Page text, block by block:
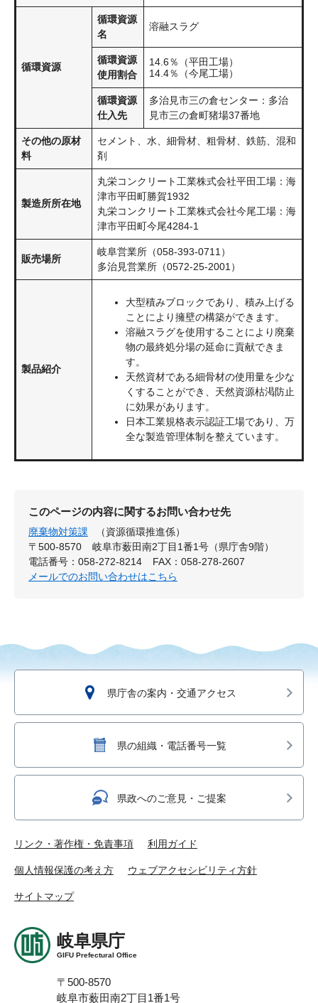
循環資源
循環資源
名
溶融スラグ
循環資源
使用割合
14.6％（平田工場）
14.4％（今尾工場）
循環資源
仕入先
多治見市三の倉センター：多治
見市三の倉町猪場37番地
その他の原材
料
セメント、水、細骨材、粗骨材、鉄筋、混和
剤
製造所所在地
丸栄コンクリート工業株式会社平田工場：海
津市平田町勝賀1932
丸栄コンクリート工業株式会社今尾工場：海
津市平田町今尾4284-1
販売場所
岐阜営業所（058-393-0711）
多治見営業所（0572-25-2001）
製品紹介
大型積みブロックであり、積み上げる
ことにより擁壁の構築ができます。
溶融スラグを使用することにより廃棄
物の最終処分場の延命に貢献できま
す。
天然資材である細骨材の使用量を少な
くすることができ、天然資源枯渇防止
に効果があります。
日本工業規格表示認証工場であり、万
全な製造管理体制を整えています。
このページの内容に関するお問い合わせ先
廃棄物対策課
（資源循環推進係）
〒500-8570
岐阜市薮田南2丁目1番1号（県庁舎9階）
電話番号：058-272-8214
FAX：058-278-2607
メールでのお問い合わせはこちら
県庁舎の案内・交通アクセス
県の組織・電話番号一覧
県政へのご意見・ご提案
リンク・著作権・免責事項 利用ガイド
個人情報保護の考え方 ウェブアクセシビリティ方針
サイトマップ
岐阜県庁
GIFU Prefectural Office
〒500-8570
岐阜市薮田南2丁目1番1号